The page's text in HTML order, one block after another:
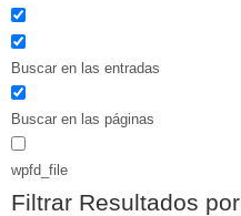
Buscar en las entradas
Buscar en las páginas
wpfd_file
Filtrar Resultados por